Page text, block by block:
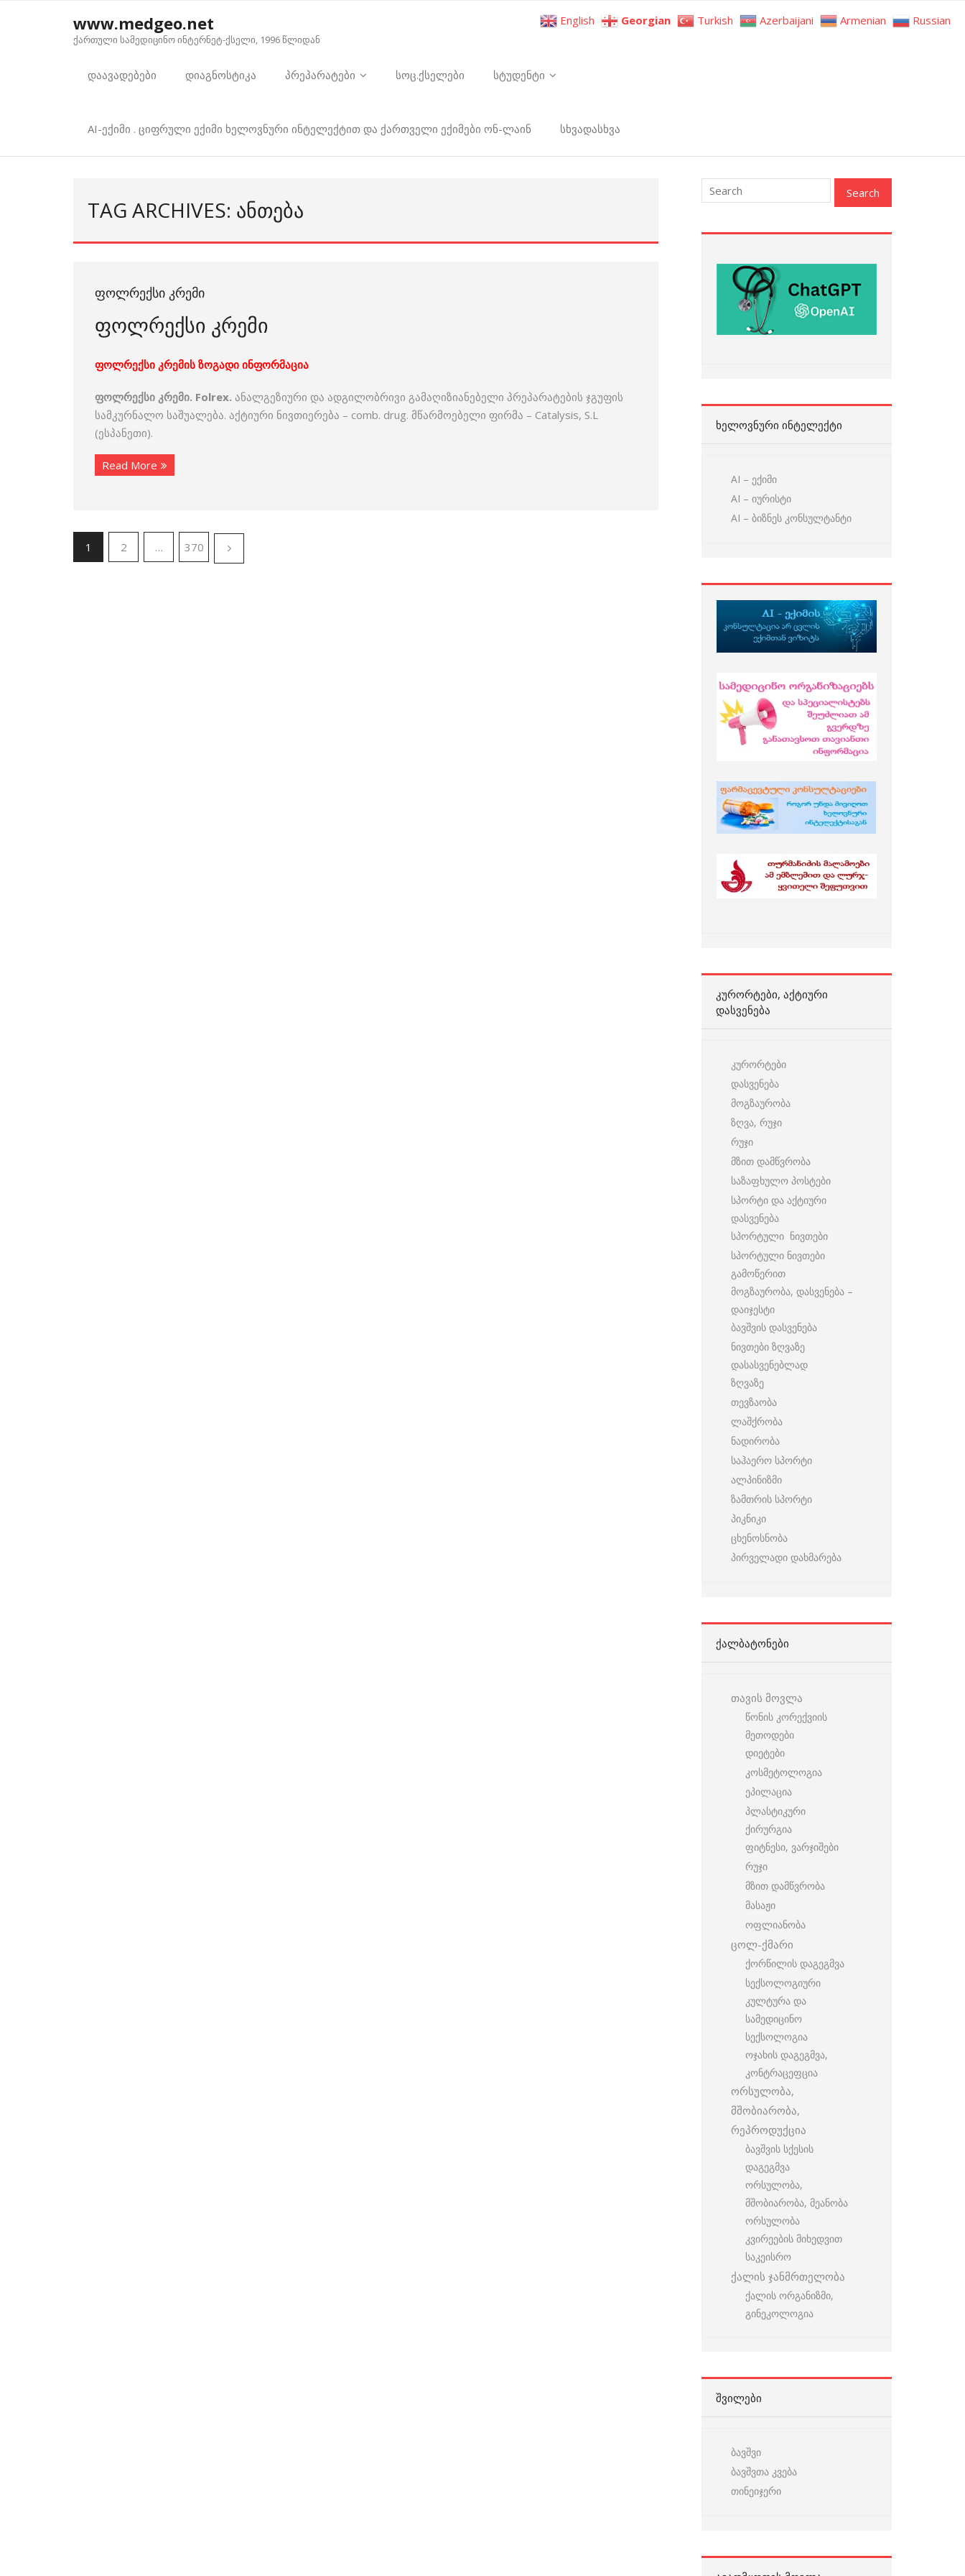
www.medgeo.net
ქართული სამედიცინო ინტერნეტ-ქსელი, 1996 წლიდან
დაავადებები დიაგნოსტიკა პრეპარატები სოც.ქსელები სტუდენტი
AI-ექიმი . ციფრული ექიმი ხელოვნური ინტელექტით და ქართველი ექიმები ონ-ლაინ სხვადასხვა
TAG ARCHIVES: ᲐᲜᲗᲔᲑᲐ
ᲤᲝᲚᲠᲔᲥᲡᲘ ᲙᲠᲔᲛᲘ
ფოლრექსი კრემი
ფოლრექსი კრემის ზოგადი ინფორმაცია
ფოლრექსი კრემი. Folrex. ანალგეზიური და ადგილობრივი გამაღიზიანებელი პრეპარატების ჯგუფის
სამკურნალო საშუალება. აქტიური ნივთიერება – comb. drug. მწარმოებელი ფირმა – Catalysis, S.L
(ესპანეთი).
Read More
1 2 … 370
ᲮᲔᲚᲝᲕᲜᲣᲠᲘ ᲘᲜᲢᲔᲚᲔᲥᲢᲘ
AI – ექიმი
AI – იურისტი
AI – ბიზნეს კონსულტანტი
ᲙᲣᲠᲝᲠᲢᲔᲑᲘ, ᲐᲥᲢᲘᲣᲠᲘ
ᲓᲐᲡᲕᲔᲜᲔᲑᲐ
კურორტები
დასვენება
მოგზაურობა
ზღვა, რუჯი
რუჯი
მზით დამწვრობა
საზაფხულო პოსტები
სპორტი და აქტიური
დასვენება
სპორტული ნივთები
სპორტული ნივთები
გამოწერით
მოგზაურობა, დასვენება –
დაიჯესტი
ბავშვის დასვენება
ნივთები ზღვაზე
დასასვენებლად
ზღვაზე
თევზაობა
ლაშქრობა
ნადირობა
საჰაერო სპორტი
ალპინიზმი
ზამთრის სპორტი
პიკნიკი
ცხენოსნობა
პირველადი დახმარება
ᲥᲐᲚᲑᲐᲢᲝᲜᲔᲑᲘ
თავის მოვლა
წონის კორექვიის
მეთოდები
დიეტები
კოსმეტოლოგია
ეპილაცია
პლასტიკური
ქირურგია
ფიტნესი, ვარჯიშები
რუჯი
მზით დამწვრობა
მასაჟი
ოფლიანობა
ცოლ-ქმარი
ქორწილის დაგეგმვა
სექსოლოგიური
კულტურა და
სამედიცინო
სექსოლოგია
ოჯახის დაგეგმვა,
კონტრაცეფცია
ორსულობა,
მშობიარობა,
რეპროდუქცია
ბავშვის სქესის
დაგეგმვა
ორსულობა,
მშობიარობა, მეანობა
ორსულობა
კვირეების მიხედვით
საკეისრო
ქალის ჯანმრთელობა
ქალის ორგანიზმი,
გინეკოლოგია
ᲨᲕᲘᲚᲔᲑᲘ
ბავშვი
ბავშვთა კვება
თინეიჯერი
English Georgian Turkish Azerbaijani Armenian Russian